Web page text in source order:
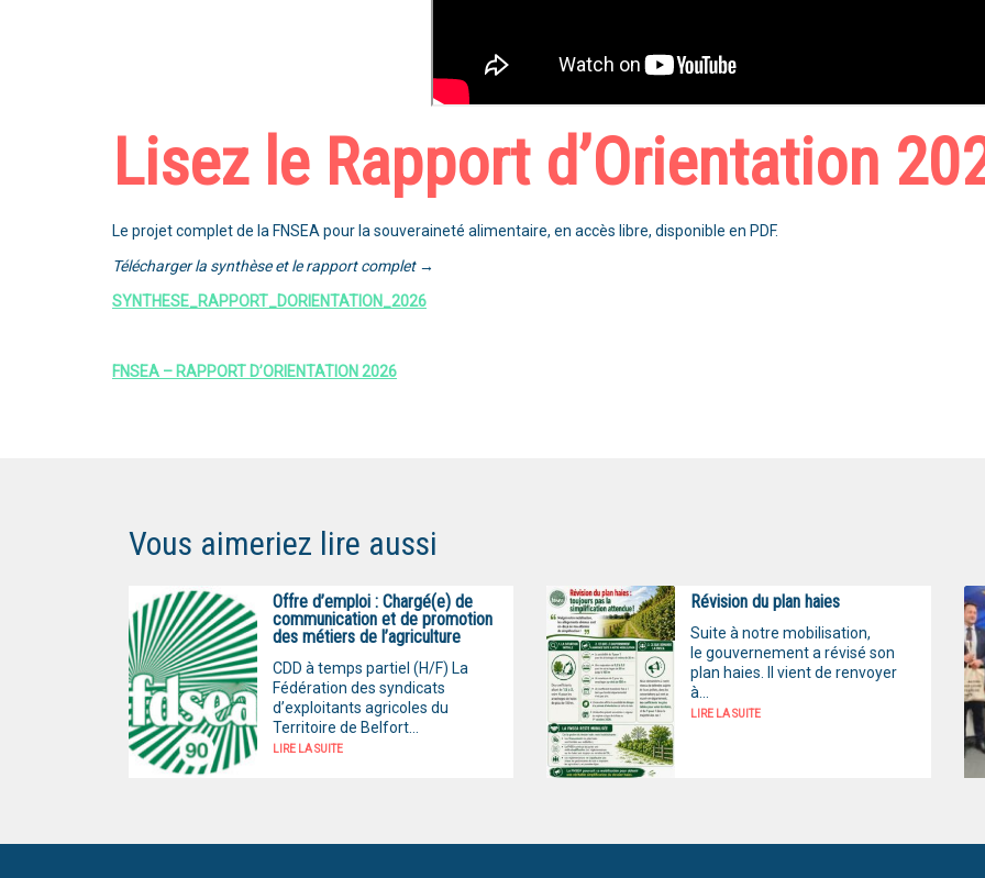
Lisez le Rapport d’Orientation
Le projet complet de la FNSEA pour la souveraineté alimentaire, en accès libre, disponible en PDF.
Télécharger la synthèse et le rapport complet →
SYNTHESE_RAPPORT_DORIENTATION_2026
FNSEA – RAPPORT D’ORIENTATION 2026
Vous aimeriez lire aussi
Offre d’emploi : Chargé(e) de
communication et de promotion
des métiers de l’agriculture
CDD à temps partiel (H/F) La
Fédération des syndicats
d’exploitants agricoles du
Territoire de Belfort...
LIRE LA SUITE
Révision du plan haies
Suite à notre mobilisation,
le gouvernement a révisé son
plan haies. Il vient de renvoyer
à...
LIRE LA SUITE